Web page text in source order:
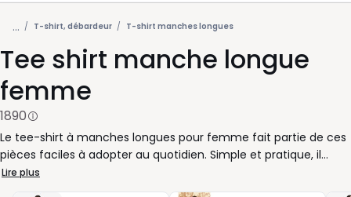
Derniers
articles
vus
... T-shirt, débardeur T-shirt manches longues
Tee shirt manche longue
femme
1890
Le tee-shirt à manches longues pour femme fait partie de ces
pièces faciles à adopter au quotidien. Simple et pratique, il
s’accorde aussi bien avec un jean qu’avec une jupe ou même
certaines robes, selon vos envies. Vous aimez les looks
Lire plus